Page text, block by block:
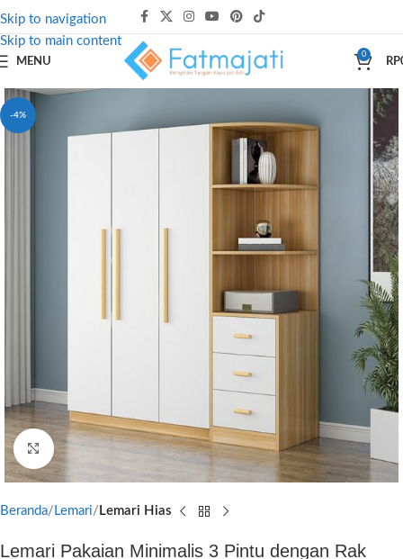
Skip to navigation
Skip to main content
MENU
0
RP
-4%
Click to enlarge
Beranda Lemari Lemari Hias
Lemari Pakaian Minimalis 3 Pintu dengan Rak